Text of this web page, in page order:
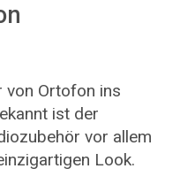
von Ortofon ins
ist der
vor allem
Look.